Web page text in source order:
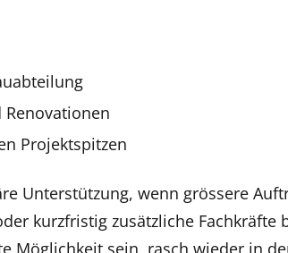
Projektspitzen
Unterstützung, wenn grössere
kurzfristig zusätzliche Fachkräfte